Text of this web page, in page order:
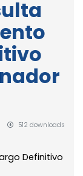
512 downloads
Definitivo